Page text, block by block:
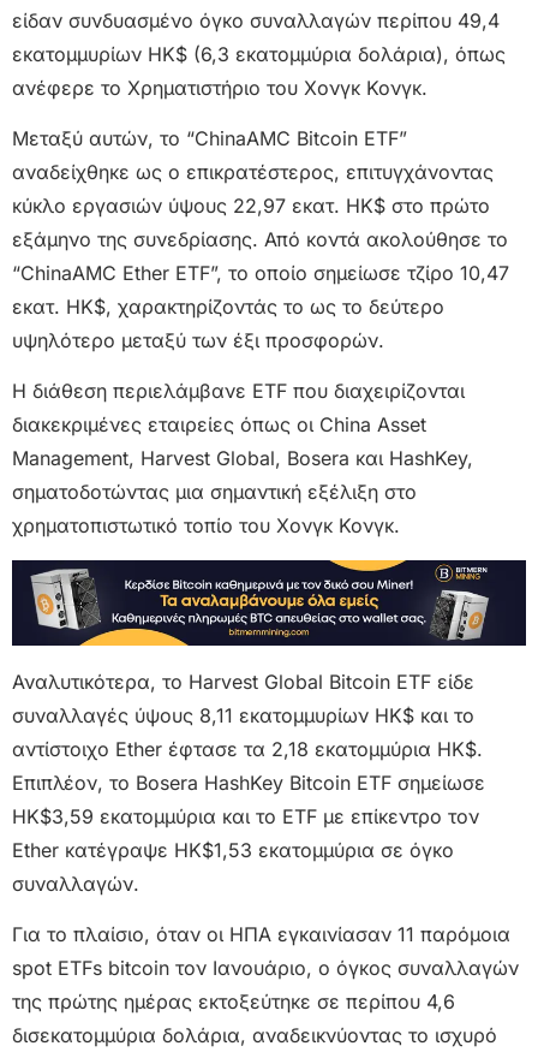
είδαν συνδυασμένο όγκο συναλλαγών περίπου 49,4
εκατομμυρίων HK$ (6,3 εκατομμύρια δολάρια), όπως
ανέφερε το Χρηματιστήριο του Χονγκ Κονγκ.
Μεταξύ αυτών, το “ChinaAMC Bitcoin ETF”
αναδείχθηκε ως ο επικρατέστερος, επιτυγχάνοντας
κύκλο εργασιών ύψους 22,97 εκατ. HK$ στο πρώτο
εξάμηνο της συνεδρίασης. Από κοντά ακολούθησε το
“ChinaAMC Ether ETF”, το οποίο σημείωσε τζίρο 10,47
εκατ. HK$, χαρακτηρίζοντάς το ως το δεύτερο
υψηλότερο μεταξύ των έξι προσφορών.
Η διάθεση περιελάμβανε ETF που διαχειρίζονται
διακεκριμένες εταιρείες όπως οι China Asset
Management, Harvest Global, Bosera και HashKey,
σηματοδοτώντας μια σημαντική εξέλιξη στο
χρηματοπιστωτικό τοπίο του Χονγκ Κονγκ.
Αναλυτικότερα, το Harvest Global Bitcoin ETF είδε
συναλλαγές ύψους 8,11 εκατομμυρίων HK$ και το
αντίστοιχο Ether έφτασε τα 2,18 εκατομμύρια HK$.
Επιπλέον, το Bosera HashKey Bitcoin ETF σημείωσε
HK$3,59 εκατομμύρια και το ETF με επίκεντρο τον
Ether κατέγραψε HK$1,53 εκατομμύρια σε όγκο
συναλλαγών.
Για το πλαίσιο, όταν οι ΗΠΑ εγκαινίασαν 11 παρόμοια
spot ETFs bitcoin τον Ιανουάριο, ο όγκος συναλλαγών
της πρώτης ημέρας εκτοξεύτηκε σε περίπου 4,6
δισεκατομμύρια δολάρια, αναδεικνύοντας το ισχυρό